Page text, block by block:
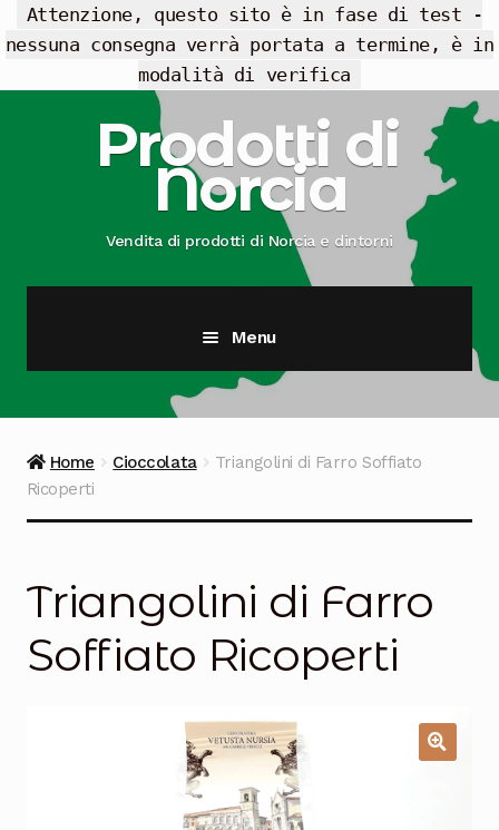
Attenzione, questo sito è in fase di test -
nessuna consegna verrà portata a termine, è in
modalità di verifica
navigazione
contenutoProdotti di
Norcia
Vendita di prodotti di Norcia e dintorni
Menu
Salumi
Formaggi
Legumi
Home Cioccolata
Triangolini di Farro Soffiato
Ricoperti
Triangolini di Farro
Soffiato Ricoperti